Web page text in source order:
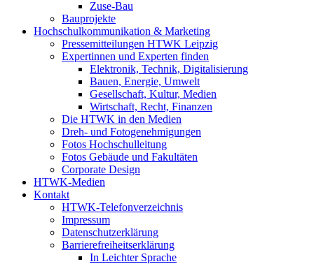
Zuse-Bau
Bauprojekte
Hochschulkommunikation & Marketing
Pressemitteilungen HTWK Leipzig
Expertinnen und Experten finden
Elektronik, Technik, Digitalisierung
Bauen, Energie, Umwelt
Gesellschaft, Kultur, Medien
Wirtschaft, Recht, Finanzen
Die HTWK in den Medien
Dreh- und Fotogenehmigungen
Fotos Hochschulleitung
Fotos Gebäude und Fakultäten
Corporate Design
HTWK-Medien
Kontakt
HTWK-Telefonverzeichnis
Impressum
Datenschutzerklärung
Barrierefreiheitserklärung
In Leichter Sprache